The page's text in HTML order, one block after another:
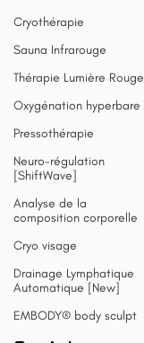
Cryothérapie
Sauna Infrarouge
Thérapie Lumière Rouge
Oxygénation hyperbare
Pressothérapie
Neuro-régulation
[ShiftWave]
Analyse de la
composition corporelle
Cryo visage
Drainage Lymphatique
Automatique [New]
EMBODY® body sculpt